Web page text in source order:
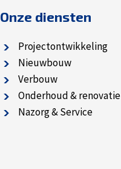
Onze diensten
Projectontwikkeling
Nieuwbouw
Verbouw
Onderhoud & renovatie
Nazorg & Service